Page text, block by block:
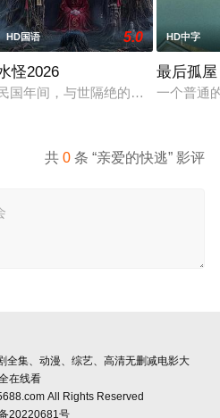
在地下军事基地，试图驯化并利
HD国语 5.0
怪2026
国年间，与世隔绝的怪水村被湖中
HD中字
最后孤屋
一个普通
共0 条 “亲爱的快逃” 影评
全集、动漫、综艺、高清无删减电影大
在线看
All Rights Reserved
20220681号